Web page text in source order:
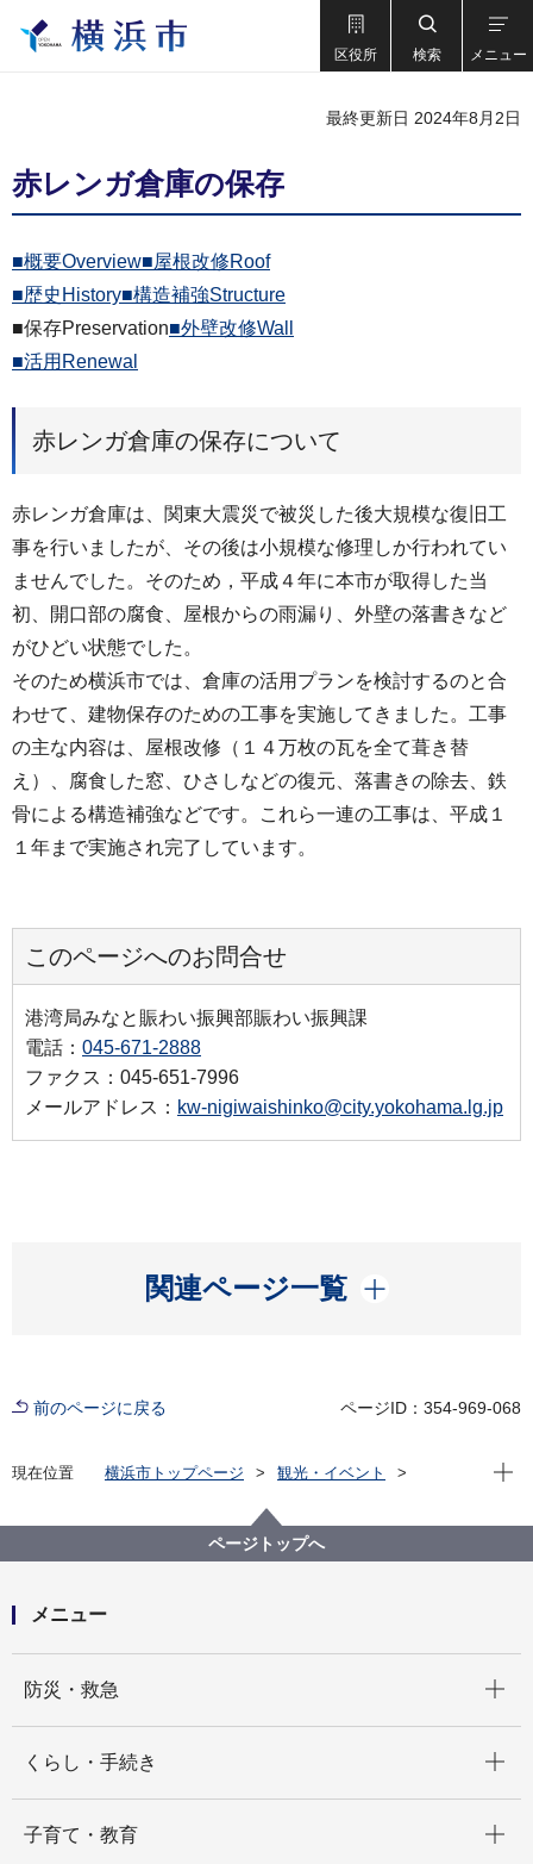
区役所 検索 メニュー
最終更新日 2024年8月2日
赤レンガ倉庫の保存
■概要Overview■屋根改修Roof
■歴史History■構造補強Structure
■保存Preservation■外壁改修Wall
■活用Renewal
赤レンガ倉庫の保存について
赤レンガ倉庫は、関東大震災で被災した後大規模な復旧工
事を行いましたが、その後は小規模な修理しか行われてい
ませんでした。そのため，平成４年に本市が取得した当
初、開口部の腐食、屋根からの雨漏り、外壁の落書きなど
がひどい状態でした。
そのため横浜市では、倉庫の活用プランを検討するのと合
わせて、建物保存のための工事を実施してきました。工事
の主な内容は、屋根改修（１４万枚の瓦を全て葺き替
え）、腐食した窓、ひさしなどの復元、落書きの除去、鉄
骨による構造補強などです。これら一連の工事は、平成１
１年まで実施され完了しています。
このページへのお問合せ
港湾局みなと賑わい振興部賑わい振興課
電話： 045-671-2888
ファクス：045-651-7996
メールアドレス： kw-nigiwaishinko@city.yokohama.lg.jp
関連ページ一覧
開く
前のページに戻る ページID：354-969-068
現在位置 横浜市トップページ
観光・イベント
赤レンガ倉庫の保存
現在
ページトップへ
メニュー
防災・救急
くらし・手続き
子育て・教育